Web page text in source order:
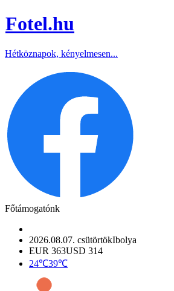
Fotel.hu
Hétköznapok, kényelmesen...
Főtámogatónk
2026.08.07. csütörtökIbolya
EUR 363USD 314
24℃39℃